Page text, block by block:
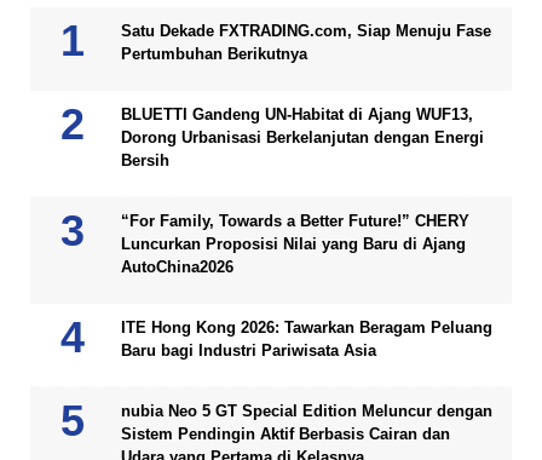
Satu Dekade FXTRADING.com, Siap Menuju Fase
Pertumbuhan Berikutnya
BLUETTI Gandeng UN-Habitat di Ajang WUF13,
Dorong Urbanisasi Berkelanjutan dengan Energi
Bersih
“For Family, Towards a Better Future!” CHERY
Luncurkan Proposisi Nilai yang Baru di Ajang
AutoChina2026
ITE Hong Kong 2026: Tawarkan Beragam Peluang
Baru bagi Industri Pariwisata Asia
nubia Neo 5 GT Special Edition Meluncur dengan
Sistem Pendingin Aktif Berbasis Cairan dan